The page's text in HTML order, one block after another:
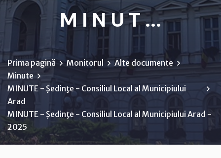
M I N U T ...
Prima pagină Monitorul
Alte documente
Minute
MINUTE - Şedinţe - Consiliul Local al Municipiului
Arad
MINUTE - Şedinţe - Consiliul Local al Municipiului Arad -
2025